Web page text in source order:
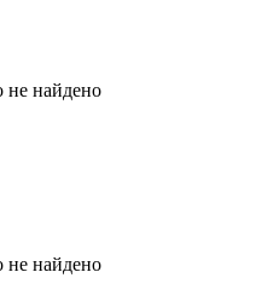
не найдено
не найдено